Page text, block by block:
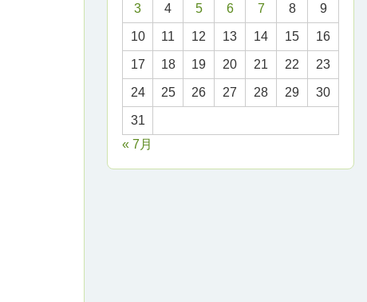
3 4 5 6 7 8 9
10 11 12 13 14 15 16
17 18 19 20 21 22 23
24 25 26 27 28 29 30
31
« 7月